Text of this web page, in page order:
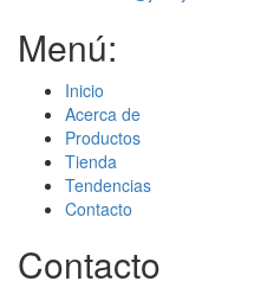
Menú:
Inicio
Acerca de
Productos
Tienda
Tendencias
Contacto
Contacto